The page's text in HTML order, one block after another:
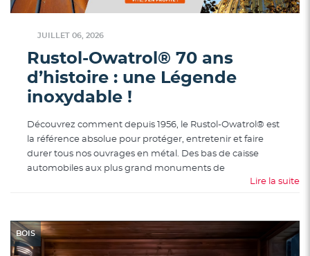
JUILLET 06, 2026
Rustol-Owatrol® 70 ans
d’histoire : une Légende
inoxydable !
Découvrez comment depuis 1956, le Rustol-Owatrol® est
la référence absolue pour protéger, entretenir et faire
durer tous nos ouvrages en métal. Des bas de caisse
automobiles aux plus grand monuments de
Lire la suite
BOIS